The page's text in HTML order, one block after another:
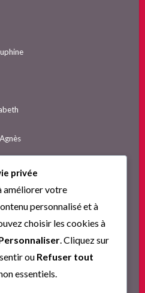
privée
améliorer votre
personnalisé et à
choisir les cookies à
. Cliquez sur
ou Refuser tout
essentiels.